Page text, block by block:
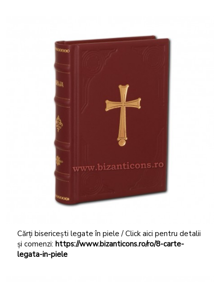
Cărți bisericești legate în piele / Click aici pentru detalii
și comenzi: https://www.bizanticons.ro/ro/8-carte-
legata-in-piele